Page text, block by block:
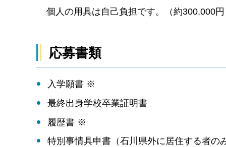
個人の用具は自己負担です。（約300,000円
応募書類
入学願書 ※
最終出身学校卒業証明書
履歴書 ※
特別事情具申書（石川県外に居住する者の